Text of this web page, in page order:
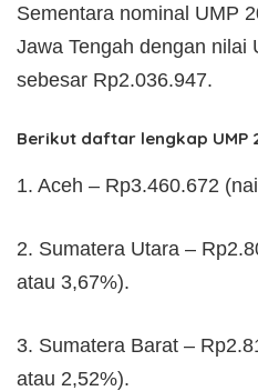
Sementara nominal UMP
Jawa Tengah dengan nilai
sebesar Rp2.036.947.
Berikut daftar lengkap UMP
1. Aceh – Rp3.460.672
2. Sumatera Utara –
atau 3,67%).
3. Sumatera Barat –
atau 2,52%).